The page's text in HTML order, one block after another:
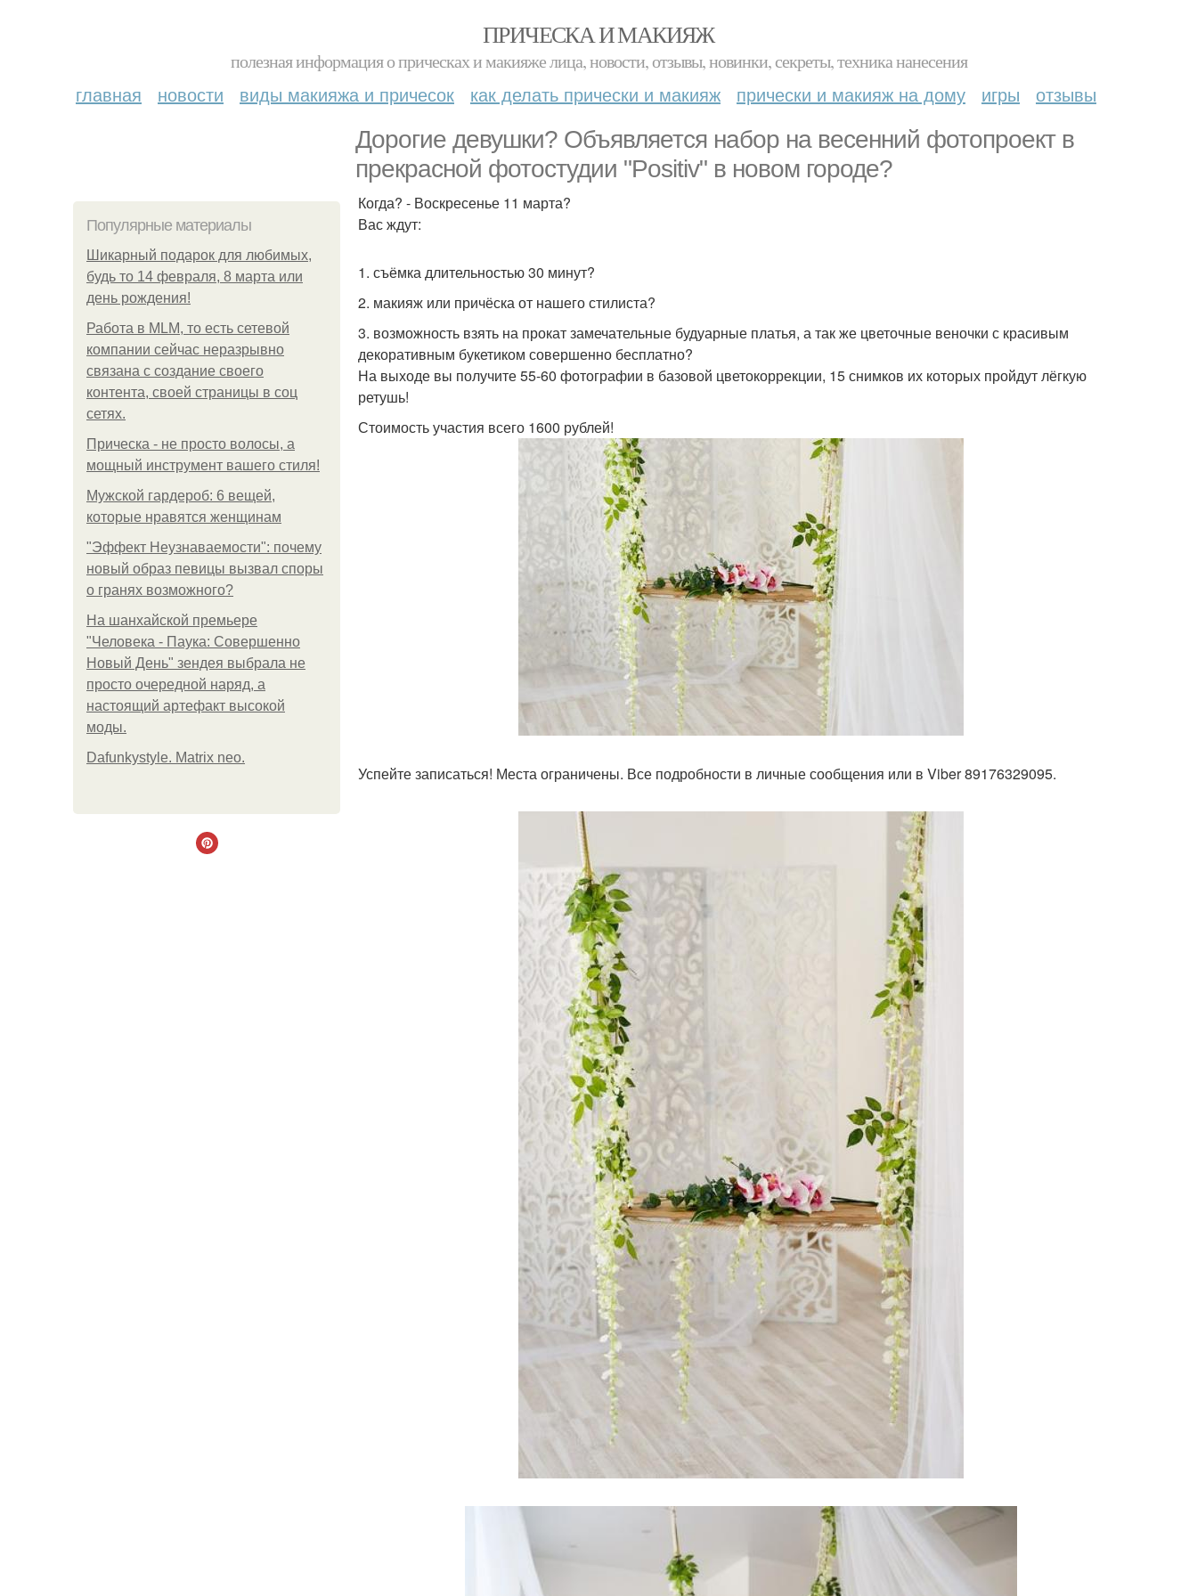
ПРИЧЕСКА И МАКИЯЖ
полезная информация о прическах и макияже лица, новости, отзывы, новинки, секреты, техника нанесения
главная новости виды макияжа и причесок как делать прически и макияж прически и макияж на дому игры отзывы
Дорогие девушки? Объявляется набор на весенний фотопроект в
прекрасной фотостудии "Positiv" в новом городе?
Популярные материалы
Шикарный подарок для любимых,
будь то 14 февраля, 8 марта или
день рождения!
Работа в MLM, то есть сетевой
компании сейчас неразрывно
связана с создание своего
контента, своей страницы в соц
сетях.
Прическа - не просто волосы, а
мощный инструмент вашего стиля!
Мужской гардероб: 6 вещей,
которые нравятся женщинам
"Эффект Неузнаваемости": почему
новый образ певицы вызвал споры
о гранях возможного?
На шанхайской премьере
"Человека - Паука: Совершенно
Новый День" зендея выбрала не
просто очередной наряд, а
настоящий артефакт высокой
моды.
Dafunkystyle. Matrix neo.
Когда? - Воскресенье 11 марта?
Вас ждут:
1. съёмка длительностью 30 минут?
2. макияж или причёска от нашего стилиста?
3. возможность взять на прокат замечательные будуарные платья, а так же цветочные веночки с красивым
декоративным букетиком совершенно бесплатно?
На выходе вы получите 55-60 фотографии в базовой цветокоррекции, 15 снимков их которых пройдут лёгкую
ретушь!
Стоимость участия всего 1600 рублей!
Успейте записаться! Места ограничены. Все подробности в личные сообщения или в Viber 89176329095.